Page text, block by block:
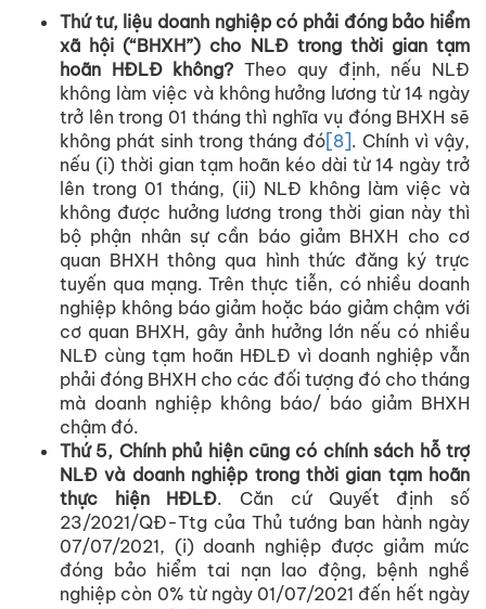
Thứ tư, liệu doanh nghiệp có phải đóng bảo hiểm
xã hội (“BHXH”) cho NLĐ trong thời gian tạm
hoãn HĐLĐ không? Theo quy định, nếu NLĐ
không làm việc và không hưởng lương từ 14 ngày
trở lên trong 01 tháng thì nghĩa vụ đóng BHXH sẽ
không phát sinh trong tháng đó[8]. Chính vì vậy,
nếu (i) thời gian tạm hoãn kéo dài từ 14 ngày trở
lên trong 01 tháng, (ii) NLĐ không làm việc và
không được hưởng lương trong thời gian này thì
bộ phận nhân sự cần báo giảm BHXH cho cơ
quan BHXH thông qua hình thức đăng ký trực
tuyến qua mạng. Trên thực tiễn, có nhiều doanh
nghiệp không báo giảm hoặc báo giảm chậm với
cơ quan BHXH, gây ảnh hưởng lớn nếu có nhiều
NLĐ cùng tạm hoãn HĐLĐ vì doanh nghiệp vẫn
phải đóng BHXH cho các đối tượng đó cho tháng
mà doanh nghiệp không báo/ báo giảm BHXH
chậm đó.
Thứ 5, Chính phủ hiện cũng có chính sách hỗ trợ
NLĐ và doanh nghiệp trong thời gian tạm hoãn
thực hiện HĐLĐ. Căn cứ Quyết định số
23/2021/QĐ-Ttg của Thủ tướng ban hành ngày
07/07/2021, (i) doanh nghiệp được giảm mức
đóng bảo hiểm tai nạn lao động, bệnh nghề
nghiệp còn 0% từ ngày 01/07/2021 đến hết ngày